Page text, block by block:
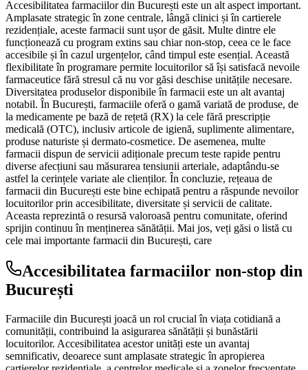
Accesibilitatea farmaciilor din București este un alt aspect important.
Amplasate strategic în zone centrale, lângă clinici și în cartierele
rezidențiale, aceste farmacii sunt ușor de găsit. Multe dintre ele
funcționează cu program extins sau chiar non-stop, ceea ce le face
accesibile și în cazul urgențelor, când timpul este esențial. Această
flexibilitate în programare permite locuitorilor să își satisfacă nevoile
farmaceutice fără stresul că nu vor găsi deschise unitățile necesare.
Diversitatea produselor disponibile în farmacii este un alt avantaj
notabil. În București, farmaciile oferă o gamă variată de produse, de
la medicamente pe bază de rețetă (RX) la cele fără prescripție
medicală (OTC), inclusiv articole de igienă, suplimente alimentare,
produse naturiste și dermato-cosmetice. De asemenea, multe
farmacii dispun de servicii adiționale precum teste rapide pentru
diverse afecțiuni sau măsurarea tensiunii arteriale, adaptându-se
astfel la cerințele variate ale clienților. În concluzie, rețeaua de
farmacii din București este bine echipată pentru a răspunde nevoilor
locuitorilor prin accesibilitate, diversitate și servicii de calitate.
Aceasta reprezintă o resursă valoroasă pentru comunitate, oferind
sprijin continuu în menținerea sănătății. Mai jos, veți găsi o listă cu
cele mai importante farmacii din București, care
Accesibilitatea farmaciilor non-stop din
București
Farmaciile din București joacă un rol crucial în viața cotidiană a
comunității, contribuind la asigurarea sănătății și bunăstării
locuitorilor. Accesibilitatea acestor unități este un avantaj
semnificativ, deoarece sunt amplasate strategic în apropierea